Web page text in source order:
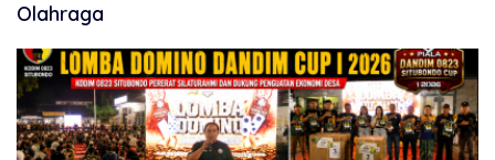
Olahraga